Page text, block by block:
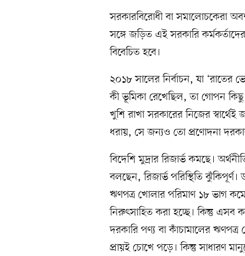
সরকারবিরোধী বা সমালোচকেরা
সঙ্গে জড়িত এই সরকারি কর্মকর্তাদের
বিবেচিত হবে।
২০১৮ সালের নির্বাচন, যা ‘রাতের
কী ভূমিকা রেখেছিল, তা গোপন
খুশি রাখা সরকারের নিজের স্বার্থেই
ধরায়, সে জন্যও তো প্রণোদনা
বিদেশি মুদ্রার রিজার্ভ কমছে।
বলছেন, রিজার্ভ পরিস্থিতি
ঋণপত্র খোলার পরিমাণ ১৮ ভাগ
নিরুৎসাহিত করা হচ্ছে। কিন্তু এসব
দরকারি পণ্য বা কাঁচামালের
প্রায়ই চোখে পড়ে। কিন্তু সাধারণ